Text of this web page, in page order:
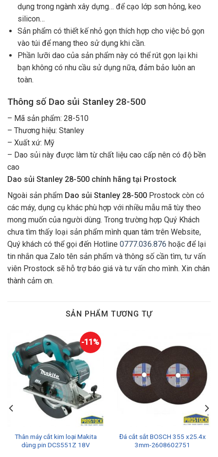
dụng trong ngành xây dựng… để cạo lớp sơn hỏng, keo
silicon…
Sản phẩm có thiết kế nhỏ gọn thích hợp cho việc bỏ gọn
vào túi để mang theo sử dụng khi cần.
Phần lưỡi dao của sản phẩm này có thể rút gọn lại khi
bạn không có nhu cầu sử dụng nữa, đảm bảo luôn an
toàn.
Thông số Dao sủi Stanley 28-500
– Mã sản phẩm: 28-510
– Thương hiệu: Stanley
– Xuất xứ: Mỹ
– Dao sủi này được làm từ chất liệu cao cấp nên có độ bền
cao
Dao sủi Stanley 28-500 chính hãng tại Prostock
Ngoài sản phẩm Dao sủi Stanley 28-500 Prostock còn có
các máy, dụng cụ khác phù hợp với nhiều mẫu mã tùy theo
mong muốn của người dùng. Trong trường hợp Quý Khách
chưa tìm thấy loại sản phẩm mình quan tâm trên Website,
Quý khách có thể gọi đến Hotline 0777.036.876 hoặc để lại
tin nhắn qua Zalo tên sản phẩm và thông số cần tìm, tư vấn
viên Prostock sẽ hỗ trợ báo giá và tư vấn cho mình. Xin chân
thành cảm ơn.
SẢN PHẨM TƯƠNG TỰ
-11%
Thân máy cắt kim loại Makita
dùng pin DCS551Z 18V
Đá cắt sắt BOSCH 355 x25.4x
3mm-2608602751